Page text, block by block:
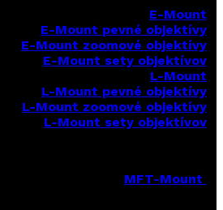
E-Mount
E-Mount pevné objektívy
E-Mount zoomové objektívy
E-Mount sety objektívov
L-Mount
L-Mount pevné objektívy
L-Mount zoomové objektívy
L-Mount sety objektívov
MFT-Mount